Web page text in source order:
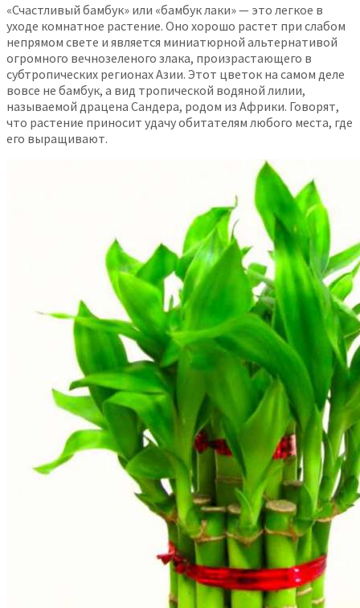
«Счастливый бамбук» или «бамбук лаки» — это легкое в
уходе комнатное растение. Оно хорошо растет при слабом
непрямом свете и является миниатюрной альтернативой
огромного вечнозеленого злака, произрастающего в
субтропических регионах Азии. Этот цветок на самом деле
вовсе не бамбук, а вид тропической водяной лилии,
называемой драцена Сандера, родом из Африки. Говорят,
что растение приносит удачу обитателям любого места, где
его выращивают.